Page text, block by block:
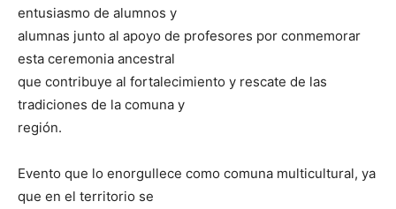
entusiasmo de alumnos y
alumnas junto al apoyo de profesores por conmemorar
esta ceremonia ancestral
que contribuye al fortalecimiento y rescate de las
tradiciones de la comuna y
región.
Evento que lo enorgullece como comuna multicultural, ya
que en el territorio se